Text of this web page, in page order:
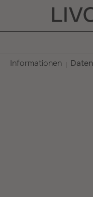
Zur
Informationen